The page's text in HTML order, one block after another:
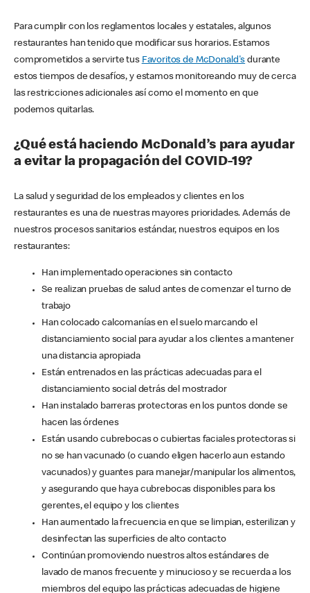
Para cumplir con los reglamentos locales y estatales, algunos
restaurantes han tenido que modificar sus horarios. Estamos
comprometidos a servirte tus Favoritos de McDonald's durante
estos tiempos de desafíos, y estamos monitoreando muy de cerca
las restricciones adicionales así como el momento en que
podemos quitarlas.
¿Qué está haciendo McDonald’s para ayudar
a evitar la propagación del COVID-19?
La salud y seguridad de los empleados y clientes en los
restaurantes es una de nuestras mayores prioridades. Además de
nuestros procesos sanitarios estándar, nuestros equipos en los
restaurantes:
Han implementado operaciones sin contacto
Se realizan pruebas de salud antes de comenzar el turno de
trabajo
Han colocado calcomanías en el suelo marcando el
distanciamiento social para ayudar a los clientes a mantener
una distancia apropiada
Están entrenados en las prácticas adecuadas para el
distanciamiento social detrás del mostrador
Han instalado barreras protectoras en los puntos donde se
hacen las órdenes
Están usando cubrebocas o cubiertas faciales protectoras si
no se han vacunado (o cuando eligen hacerlo aun estando
vacunados) y guantes para manejar/manipular los alimentos,
y asegurando que haya cubrebocas disponibles para los
gerentes, el equipo y los clientes
Han aumentado la frecuencia en que se limpian, esterilizan y
desinfectan las superficies de alto contacto
Continúan promoviendo nuestros altos estándares de
lavado de manos frecuente y minucioso y se recuerda a los
miembros del equipo las prácticas adecuadas de higiene